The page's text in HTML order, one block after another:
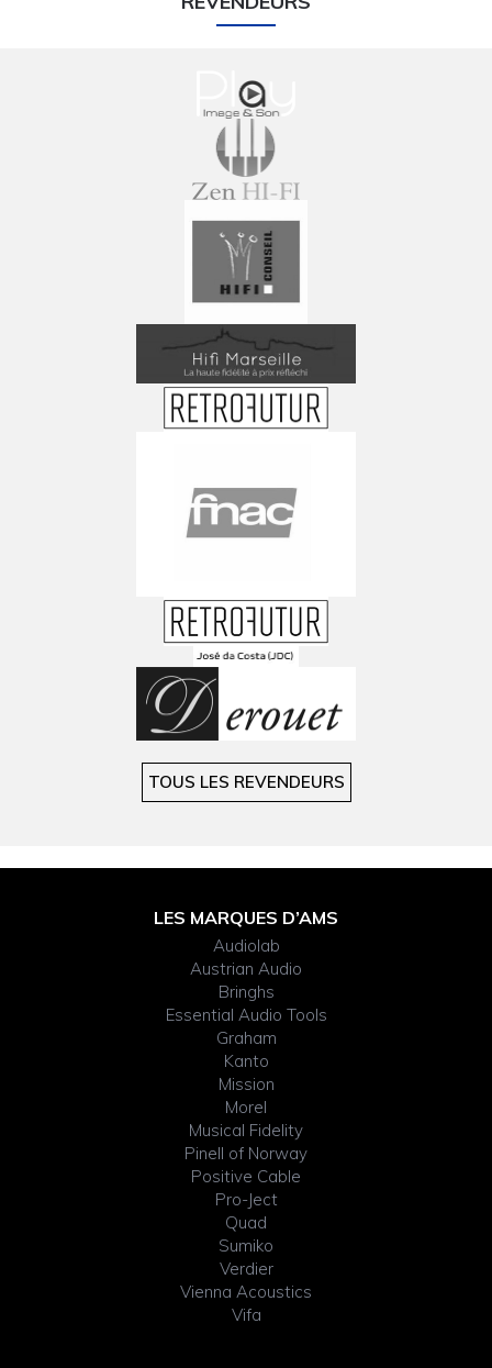
TOUS LES REVENDEURS
LES MARQUES D’AMS
Audiolab
Austrian Audio
Bringhs
Essential Audio Tools
Graham
Kanto
Mission
Morel
Musical Fidelity
Pinell of Norway
Positive Cable
Pro-Ject
Quad
Sumiko
Verdier
Vienna Acoustics
Vifa